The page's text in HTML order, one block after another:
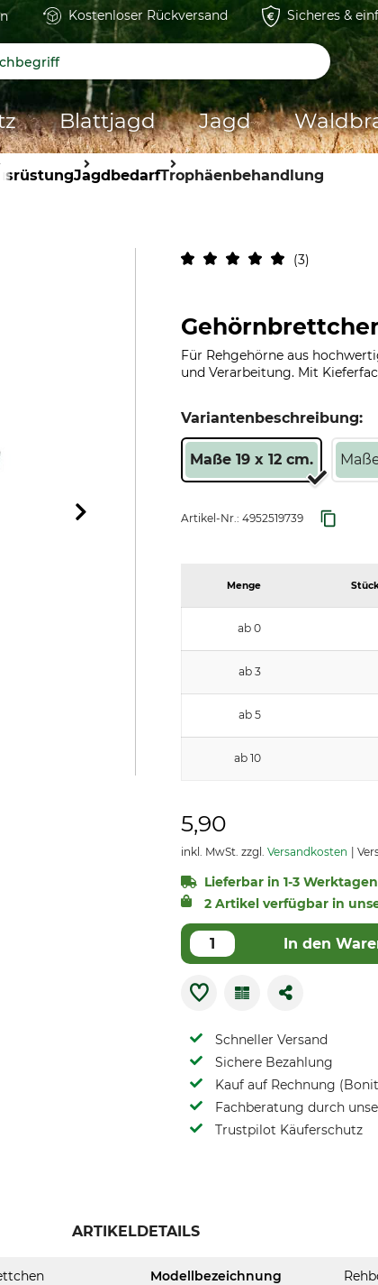
Kostenloser Rückversand Sicheres &
Blattjagd Jagd
JagdbedarfTrophäenbehandlung
3
Für Rehgehörne aus
und Verarbeitung. Mit
Variantenbeschreibung:
Maße 19 x 12 cm.
Artikel-Nr.: 4952519739
Menge
ab 0
ab 3
ab 5
ab 10
5,90
inkl. MwSt. zzgl. Versandkosten
Lieferbar in 1-3
2 Artikel verfügbar in
In den
Schneller Versand
Sichere Bezahlung
Kauf auf Rechnung
Fachberatung durch
Trustpilot Käuferschutz
ARTIKELDETAILS
Modellbezeichnung